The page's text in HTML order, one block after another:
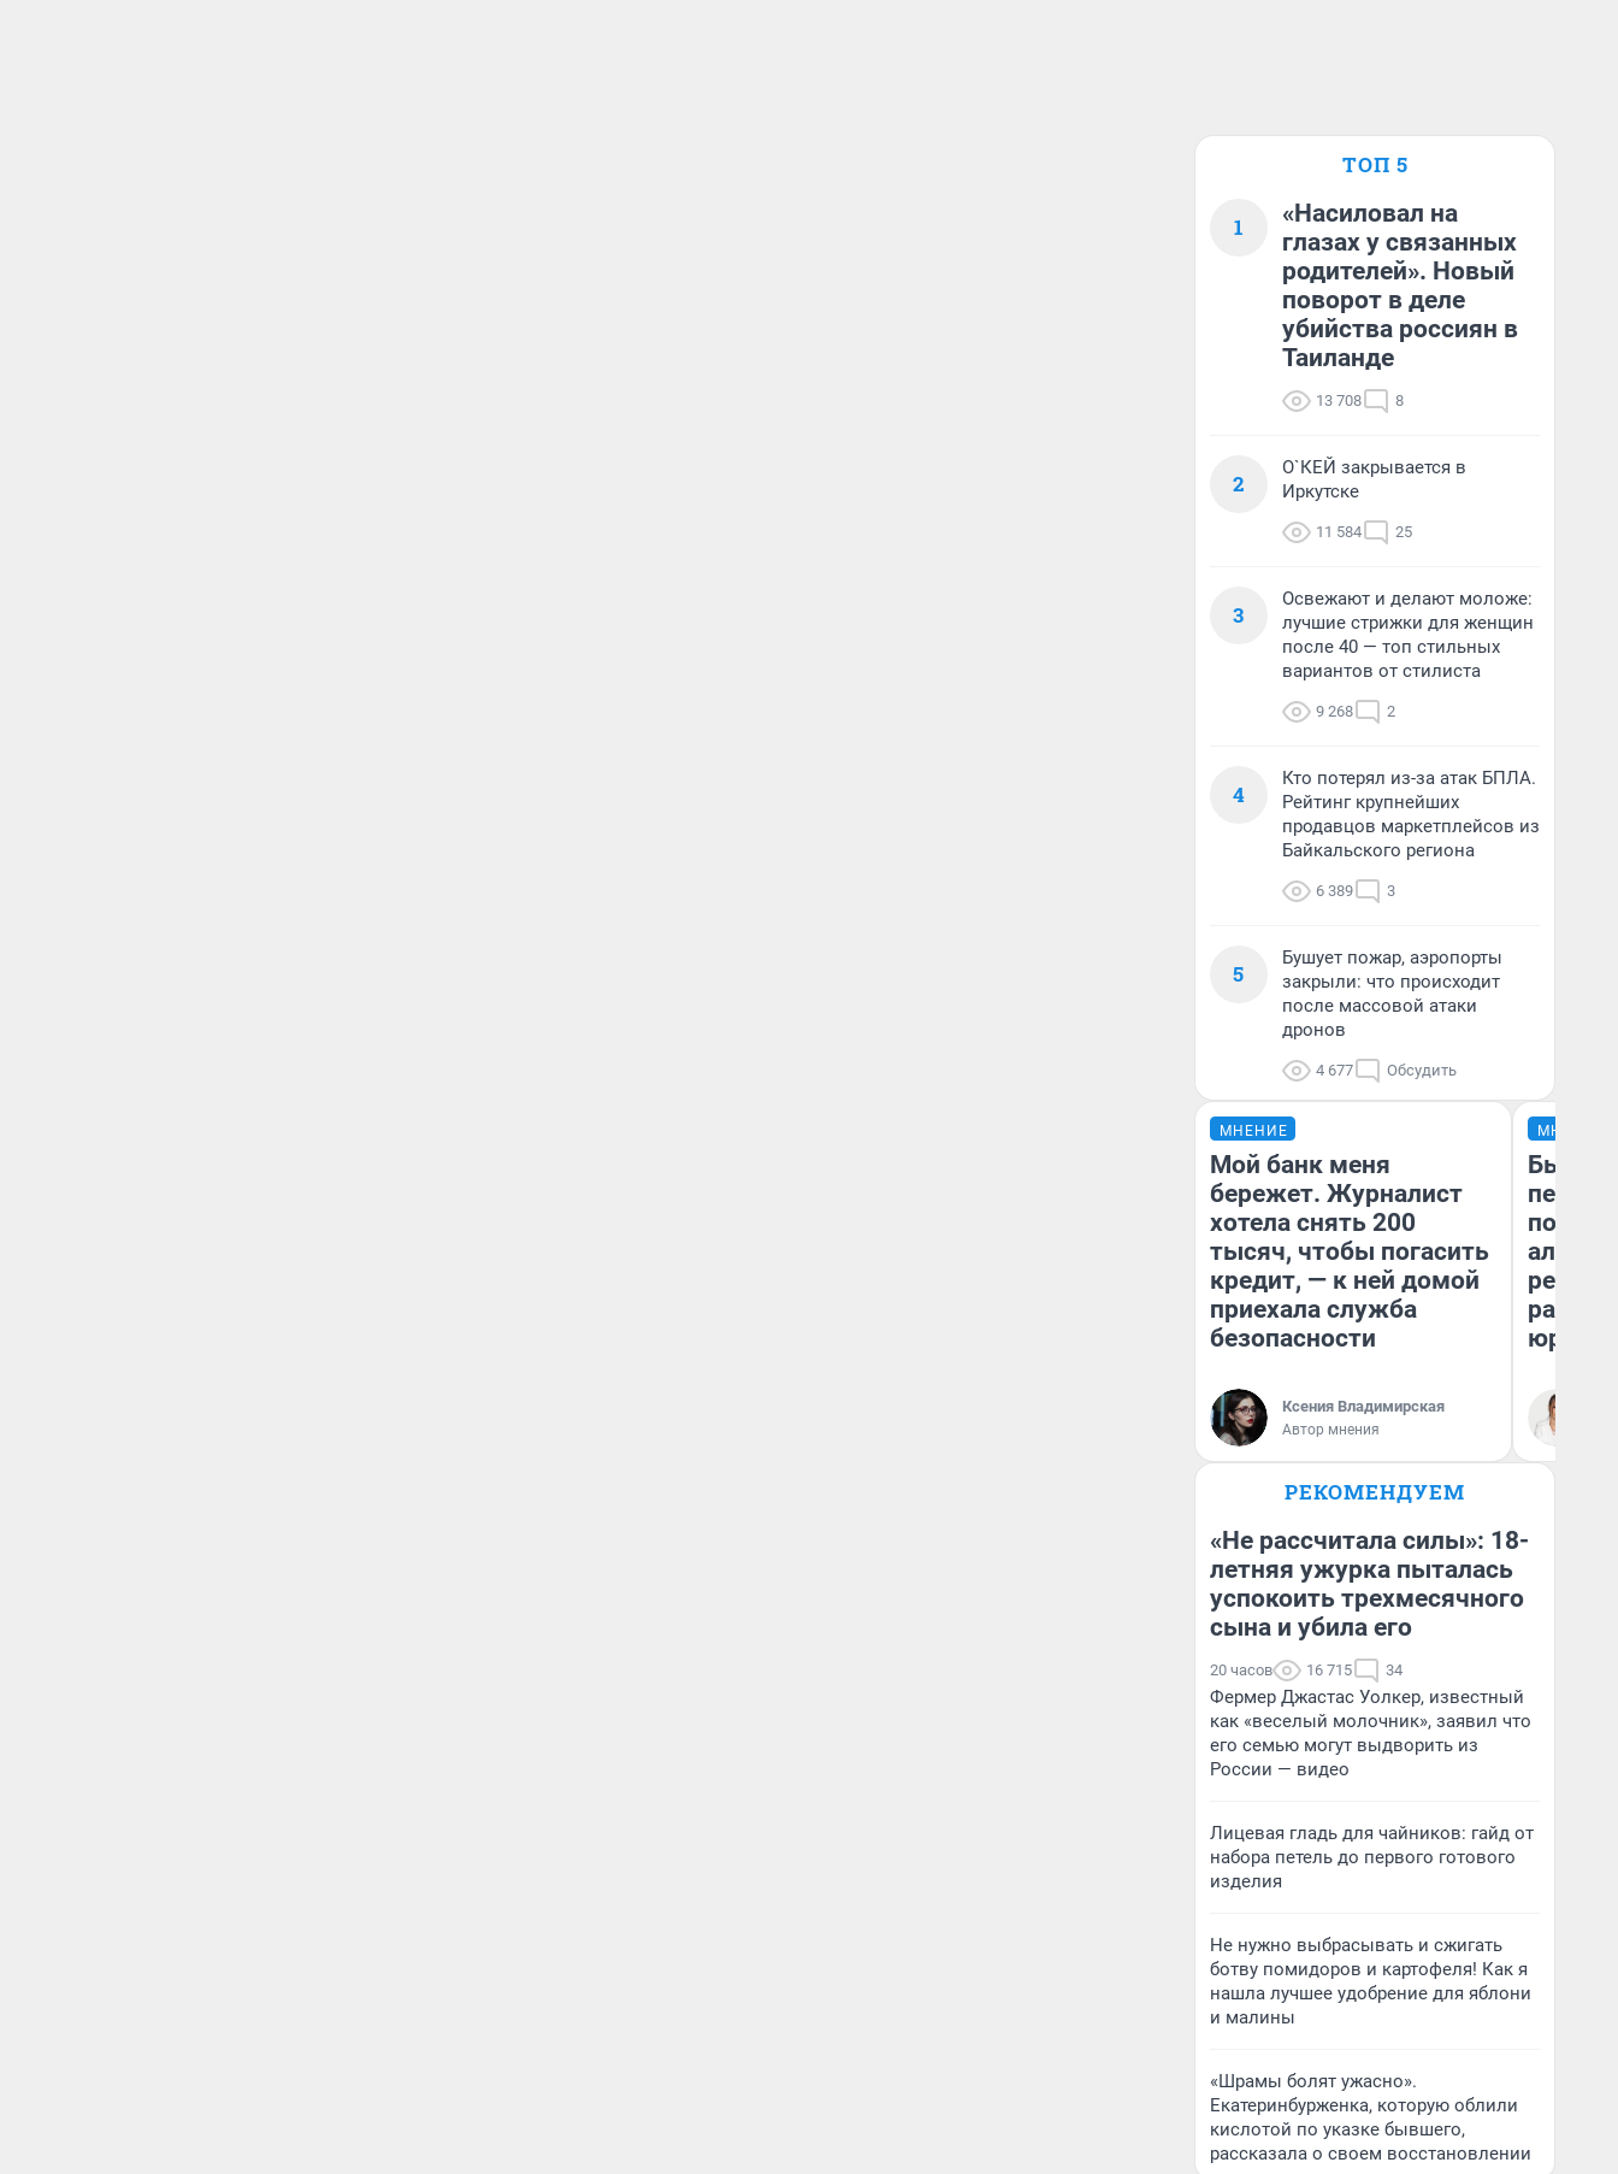
ТОП 5
1
«Насиловал на
глазах у связанных
родителей». Новый
поворот в деле
убийства россиян в
Таиланде
13 708 8
2
О`КЕЙ закрывается в
Иркутске
11 584 25
3
Освежают и делают моложе:
лучшие стрижки для женщин
после 40 — топ стильных
вариантов от стилиста
9 268 2
4
Кто потерял из-за атак БПЛА.
Рейтинг крупнейших
продавцов маркетплейсов из
Байкальского региона
6 389 3
5
Бушует пожар, аэропорты
закрыли: что происходит
после массовой атаки
дронов
4 677 Обсудить
МНЕНИЕ
Мой банк меня
бережет. Журналист
хотела снять 200
тысяч, чтобы погасить
кредит, — к ней домой
приехала служба
безопасности
Ксения Владимирская
Автор мнения
МНЕНИЕ
Был
разбор
юриста
РЕКОМЕНДУЕМ
«Не рассчитала силы»: 18-
летняя ужурка пыталась
успокоить трехмесячного
сына и убила его
20 часов 16 715 34
Фермер Джастас Уолкер, известный
как «веселый молочник», заявил что
его семью могут выдворить из
России — видео
Лицевая гладь для чайников: гайд от
набора петель до первого готового
изделия
Не нужно выбрасывать и сжигать
ботву помидоров и картофеля! Как я
нашла лучшее удобрение для яблони
и малины
«Шрамы болят ужасно».
Екатеринбурженка, которую облили
кислотой по указке бывшего,
рассказала о своем восстановлении